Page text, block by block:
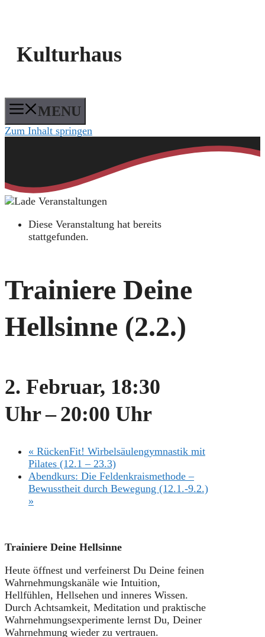
Kulturhaus
MENU
Zum Inhalt springen
Diese Veranstaltung hat bereits
stattgefunden.
Trainiere Deine
Hellsinne (2.2.)
2. Februar, 18:30
Uhr–20:00 Uhr
« RückenFit! Wirbelsäulengymnastik mit
Pilates (12.1 – 23.3)
Abendkurs: Die Feldenkraismethode –
Bewusstheit durch Bewegung (12.1.-9.2.)
»
Trainiere Deine Hellsinne
Heute öffnest und verfeinerst Du Deine feinen
Wahrnehmungskanäle wie Intuition,
Hellfühlen, Hellsehen und inneres Wissen.
Durch Achtsamkeit, Meditation und praktische
Wahrnehmungsexperimente lernst Du, Deiner
Wahrnehmung wieder zu vertrauen.